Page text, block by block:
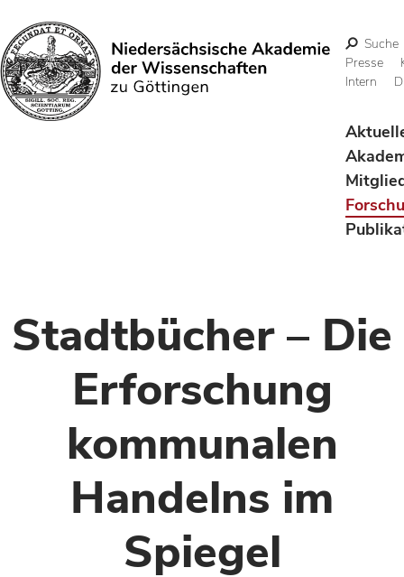
Suchen
Suche
Presse
Intern
Stadtbücher – Die
Erforschung
kommunalen
Handelns im
Spiegel